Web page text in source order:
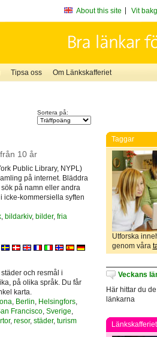
About this site Vit
Tipsa oss Om Länkskafferiet
Sortera på:
från 10 år
Public Library, NYPL)
på internet. Bläddra
på namn eller andra
icke-kommersiella syften
, bildarkiv, bilder, fria
och resmål i
på olika språk. Du får
karta.
, Berlin, Helsingfors,
Francisco, Sverige,
, resor, städer, turism
Taggar
Utforska
genom våra
Veckans
Här hittar du
länkarna